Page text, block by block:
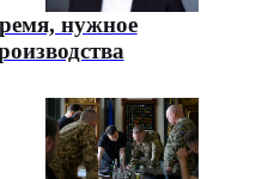
нужное